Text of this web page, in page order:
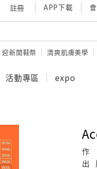
註冊 APP下載
迎新開鞋祭 清爽肌膚美學
活動專區 expo
作
出